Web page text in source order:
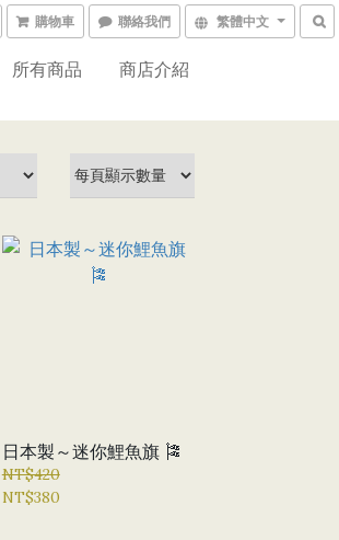
購物車 聯絡我們 繁體中文
所有商品 商店介紹
日本製～迷你鯉魚旗 🎏
NT$420
NT$380